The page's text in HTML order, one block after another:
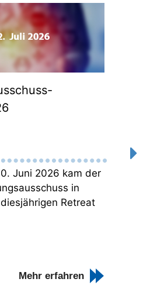
Juni 2026 kam der
in
Retreat
Mehr erfahren